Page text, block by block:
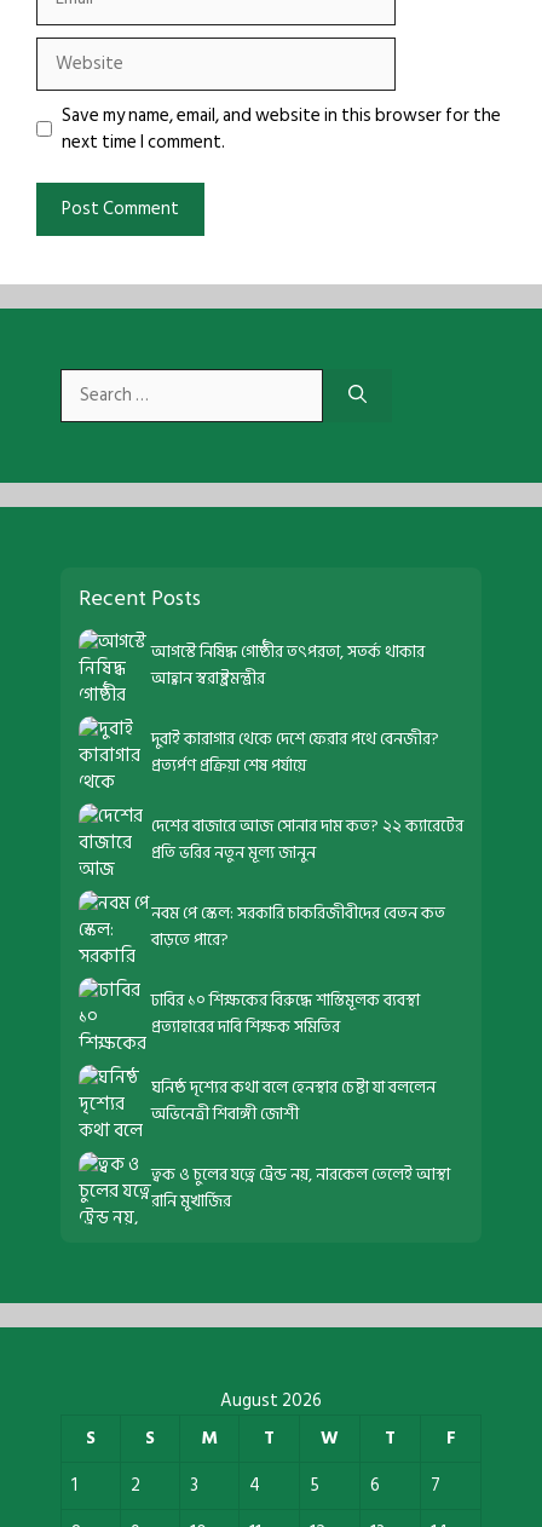
Website
Save my name, email, and website in this browser for the
next time I comment.
Search
for:
Recent Posts
আগস্টে নিষিদ্ধ গোষ্ঠীর তৎপরতা, সতর্ক থাকার
আহ্বান স্বরাষ্ট্রমন্ত্রীর
দুবাই কারাগার থেকে দেশে ফেরার পথে বেনজীর?
প্রত্যর্পণ প্রক্রিয়া শেষ পর্যায়ে
দেশের বাজারে আজ সোনার দাম কত? ২২ ক্যারেটের
প্রতি ভরির নতুন মূল্য জানুন
নবম পে স্কেল: সরকারি চাকরিজীবীদের বেতন কত
বাড়তে পারে?
ঢাবির ১০ শিক্ষকের বিরুদ্ধে শাস্তিমূলক ব্যবস্থা
প্রত্যাহারের দাবি শিক্ষক সমিতির
ঘনিষ্ঠ দৃশ্যের কথা বলে হেনস্থার চেষ্টা যা বললেন
অভিনেত্রী শিবাঙ্গী জোশী
ত্বক ও চুলের যত্নে ট্রেন্ড নয়, নারকেল তেলেই আস্থা
রানি মুখার্জির
August 2026
S
S M T W T
F
1
2 3 4 5 6
7